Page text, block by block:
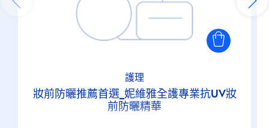
護理
妝前防曬推薦首選_妮維雅全護專業抗UV妝
前防曬精華